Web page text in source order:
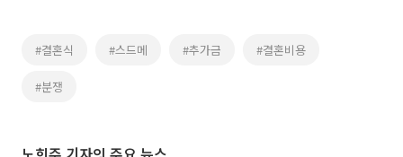
#결혼식 #스드메 #추가금 #결혼비용
#분쟁